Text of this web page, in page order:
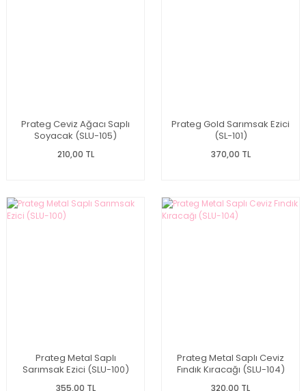
Prateg Ceviz Ağacı Saplı
Soyacak (SLU-105)
210,00 TL
Prateg Gold Sarımsak Ezici
(SL-101)
370,00 TL
Prateg Metal Saplı
Sarımsak Ezici (SLU-100)
355,00 TL
Prateg Metal Saplı Ceviz
Fındık Kıracağı (SLU-104)
320,00 TL